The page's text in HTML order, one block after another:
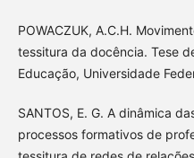
POWACZUK, A.C.H.
tessitura da docência. Tese
Educação, Universidade
SANTOS, E. G. A dinâmica
processos formativos de